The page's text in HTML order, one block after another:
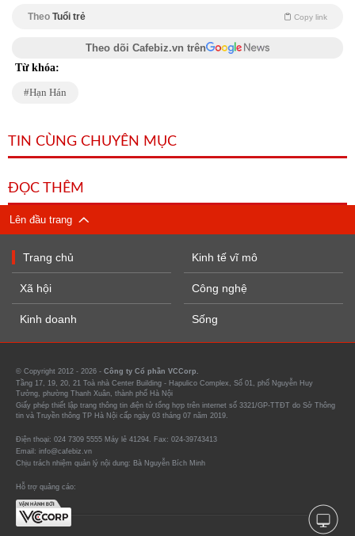
Theo Tuổi trẻ Copy link
Theo dõi Cafebiz.vn trên
Từ khóa:
Hạn Hán
TIN CÙNG CHUYÊN MỤC
ĐỌC THÊM
Lên đầu trang
Trang chủ
Xã hội
Kinh doanh
Kinh tế vĩ mô
Công nghệ
Sống
© Copyright 2012 - 2026 - Công ty Cổ phần VCCorp.
Tầng 17, 19, 20, 21 Toà nhà Center Building - Hapulico Complex, Số 01, phố Nguyễn Huy
Tưởng, phường Thanh Xuân, thành phố Hà Nội
Giấy phép thiết lập trang thông tin điện tử tổng hợp trên internet số 3321/GP-TTĐT do Sở Thông
tin và Truyền thông TP Hà Nội cấp ngày 03 tháng 07 năm 2019.
Điện thoại: 024 7309 5555 Máy lẻ 41294. Fax: 024-39743413
Email: info@cafebiz.vn
Chịu trách nhiệm quản lý nội dung: Bà Nguyễn Bích Minh
Hỗ trợ quảng cáo: